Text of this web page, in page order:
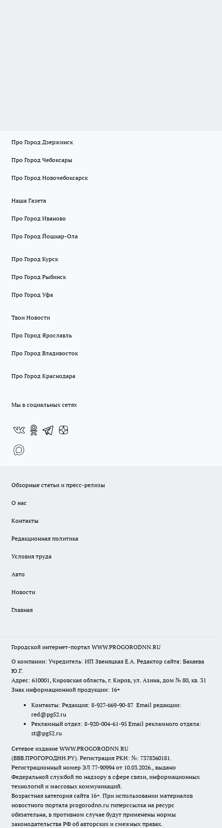
Про Город Дзержинск
Про Город Чебоксары
Про Город Новочебоксарск
Наша Газета
Про Город Иваново
Про Город Йошкар-Ола
Про Город Курск
Про Город Рыбинск
Про Город Уфа
Твои Новости
Про Город Ярославль
Про Город Владивосток
Про Город Краснодара
Мы в социальных сетях
Обзорные статьи и пресс-релизы
О нас
Контакты
Редакционная политика
Условия труда
Авто
Новости
Главная
Городской интернет-портал WWW.PROGORODNN.RU
О компании: Учредитель: ИП Звеняцкая Е.А. Редактор сайта: Бакаева
Ю.Г.
Адрес: 610001, Кировская область, г. Киров, ул. Азина, дом № 80, кв. 31
Знак информационной продукции: 16+
Контакты: Редакция: 8-927-669-90-87 Email редакции:
red@pg52.ru
Рекламный отдел: 8-920-004-61-95 Email рекламного отдела:
st@pg52.ru
Сетевое издание WWW.PROGORODNN.RU
(ВВВ.ПРОГОРОДНН.РУ). Регистрация РКН: №: 7378360181.
Регистрационный номер ЭЛ 77-90994 от 10.03.2026., выдано
Федеральной службой по надзору в сфере связи, информационных
технологий и массовых коммуникаций.
Возрастная категория сайта 16+. При использовании материалов
новостного портала progorodnn.ru гиперссылка на ресурс
обязательна, в противном случае будут применены нормы
законодательства РФ об авторских и смежных правах.